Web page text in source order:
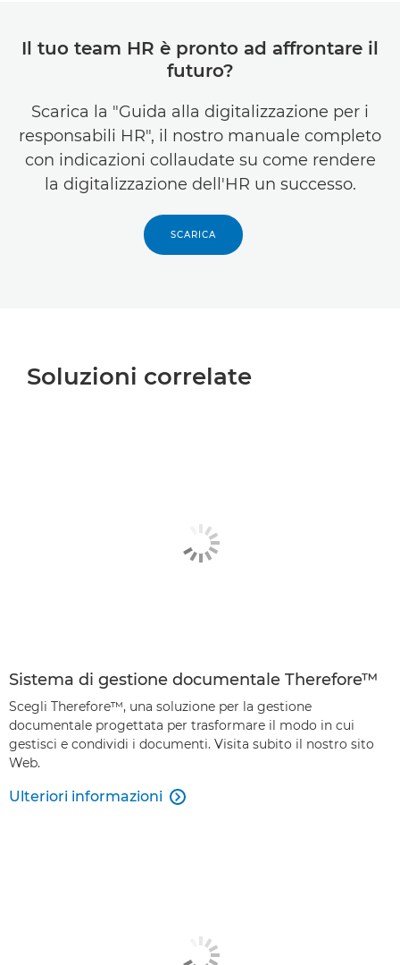
Il tuo team HR è pronto ad affrontare il
futuro?
Scarica la "Guida alla digitalizzazione per i
responsabili HR", il nostro manuale completo
con indicazioni collaudate su come rendere
la digitalizzazione dell'HR un successo.
SCARICA
Soluzioni correlate
Sistema di gestione documentale Therefore™
Scegli Therefore™, una soluzione per la gestione
documentale progettata per trasformare il modo in cui
gestisci e condividi i documenti. Visita subito il nostro sito
Web.
Ulteriori informazioni 